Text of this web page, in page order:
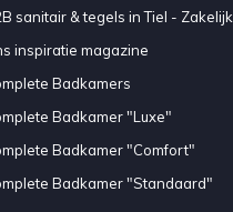
sanitair & tegels in Tiel - Zakelijk
inspiratie magazine
Badkamers
Badkamer "Luxe"
Badkamer "Comfort"
Badkamer "Standaard"